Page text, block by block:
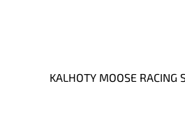
KALHOTY MOOSE RACING